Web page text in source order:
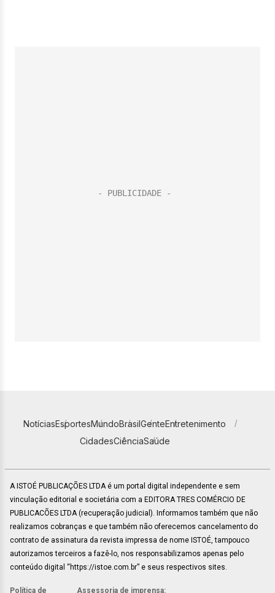
NotíciasEsportesMundoBrasilGenteEntretenimento
CidadesCiênciaSaúde
A ISTOÉ PUBLICAÇÕES LTDA é um portal digital independente e sem
vinculação editorial e societária com a EDITORA TRES COMÉRCIO DE
PUBLICACÕES LTDA (recuperação judicial). Informamos também que não
realizamos cobranças e que também não oferecemos cancelamento do
contrato de assinatura da revista impressa de nome ISTOÉ, tampouco
autorizamos terceiros a fazê-lo, nos responsabilizamos apenas pelo
conteúdo digital “https://istoe.com.br” e seus respectivos sites.
Política de Assessoria de imprensa: